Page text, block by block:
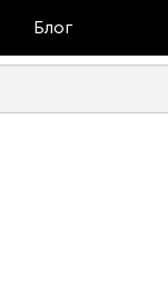
Блог